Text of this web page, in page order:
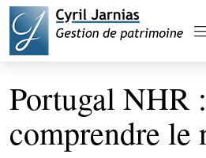
Portugal NHR :
comprendre le